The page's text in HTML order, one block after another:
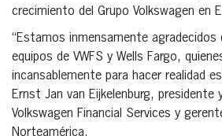
crecimiento del Grupo Volkswagen en
“Estamos inmensamente agradecidos
equipos de VWFS y Wells Fargo,
incansablemente para hacer realidad
Ernst Jan van Eijkelenburg,
Volkswagen Financial Services y
Norteamérica.